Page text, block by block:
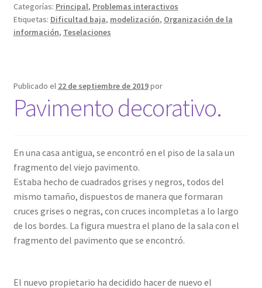
Categorías: Principal, Problemas interactivos
Etiquetas: Dificultad baja, modelización, Organización de la
información, Teselaciones
Publicado el 22 de septiembre de 2019por
Pavimento decorativo.
En una casa antigua, se encontró en el piso de la sala un
fragmento del viejo pavimento.
Estaba hecho de cuadrados grises y negros, todos del
mismo tamaño, dispuestos de manera que formaran
cruces grises o negras, con cruces incompletas a lo largo
de los bordes. La figura muestra el plano de la sala con el
fragmento del pavimento que se encontró.
El nuevo propietario ha decidido hacer de nuevo el